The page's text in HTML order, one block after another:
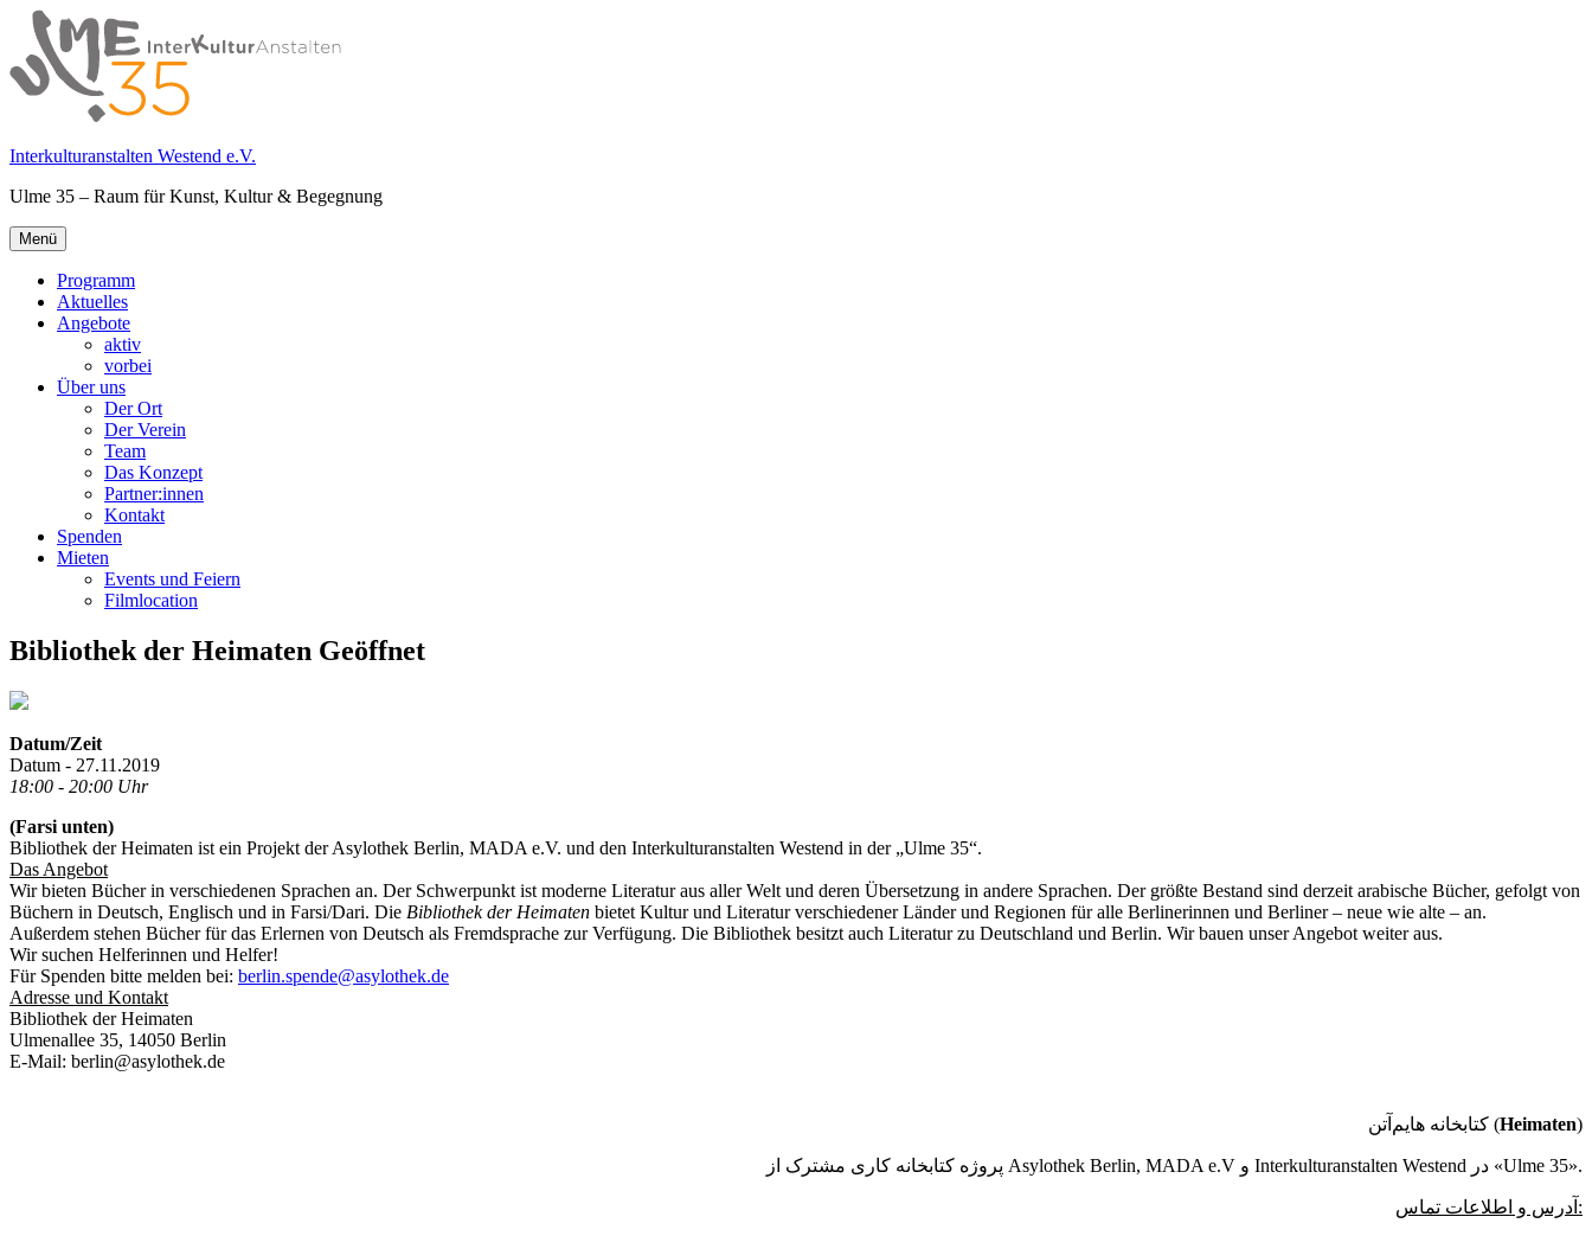
Springe
zum
Inhalt
Interkulturanstalten Westend e.V.
Ulme 35 – Raum für Kunst, Kultur & Begegnung
Primäres
Menü
Menü
Programm
Aktuelles
Angebote
aktiv
vorbei
Über uns
Der Ort
Der Verein
Team
Das Konzept
Partner:innen
Kontakt
Spenden
Mieten
Events und Feiern
Filmlocation
Bibliothek der Heimaten Geöffnet
Datum/Zeit
Datum - 27.11.2019
18:00 - 20:00 Uhr
(Farsi unten)
Bibliothek der Heimaten ist ein Projekt der Asylothek Berlin, MADA e.V. und den Interkulturanstalten Westend in der „Ulme 35“.
Das Angebot
Wir bieten Bücher in verschiedenen Sprachen an. Der Schwerpunkt ist moderne Literatur aus aller Welt und deren Übersetzung in andere Sprachen. Der größte Bestand sind derzeit arabische Bücher, gefolgt von
Büchern in Deutsch, Englisch und in Farsi/Dari. Die Bibliothek der Heimaten bietet Kultur und Literatur verschiedener Länder und Regionen für alle Berlinerinnen und Berliner – neue wie alte – an.
Außerdem stehen Bücher für das Erlernen von Deutsch als Fremdsprache zur Verfügung. Die Bibliothek besitzt auch Literatur zu Deutschland und Berlin. Wir bauen unser Angebot weiter aus.
Wir suchen Helferinnen und Helfer!
Für Spenden bitte melden bei: berlin.spende@asylothek.de
Adresse und Kontakt
Bibliothek der Heimaten
Ulmenallee 35, 14050 Berlin
E-Mail: berlin@asylothek.de
کتابخانه هایم‌آتن (Heimaten)
پروژه کتابخانه کاری مشترک از Asylothek Berlin, MADA e.V و Interkulturanstalten Westend در «Ulme 35».
آدرس و اطلاعات تماس: